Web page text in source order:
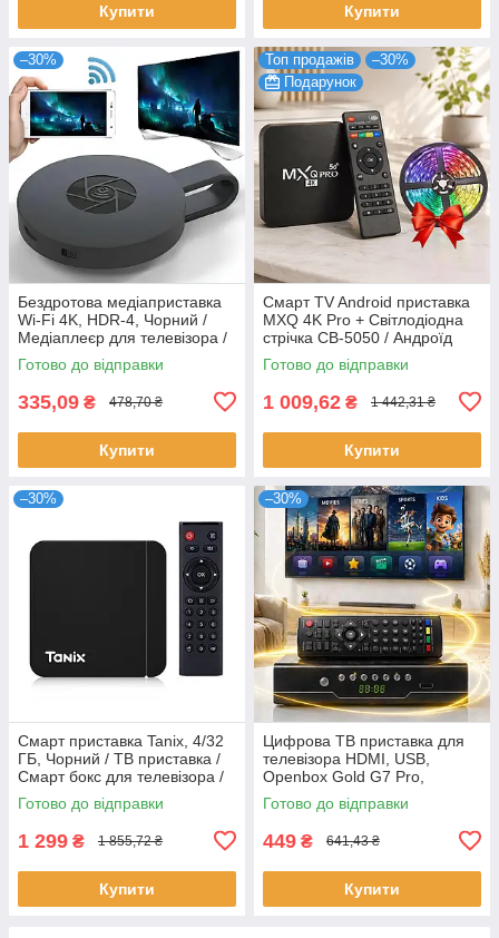
Купити Купити
–30%
Бездротова медіаприставка
Wi-Fi 4K, HDR-4, Чорний /
Медіаплеєр для телевізора /
Медіа приставка к телевізору
Готово до відправки
335,09 ₴ 478,70 ₴
Купити
Топ продажів
–30%
Подарунок
Смарт TV Android приставка
MXQ 4K Pro + Світлодіодна
стрічка CB-5050 / Андроїд
приставка до телевізора /
Медіаплеєр
Готово до відправки
1 009,62 ₴ 1 442,31 ₴
Купити
–30%
Смарт приставка Tanix, 4/32
ГБ, Чорний / ТВ приставка /
Смарт бокс для телевізора /
Андроїд тв / Смарт ТВ
Готово до відправки
1 299 ₴ 1 855,72 ₴
Купити
–30%
Цифрова ТВ приставка для
телевізора HDMI, USB,
Openbox Gold G7 Pro,
Чорний / Т2 приставка / Т2
тюнер для телевізора
Готово до відправки
449 ₴ 641,43 ₴
Купити